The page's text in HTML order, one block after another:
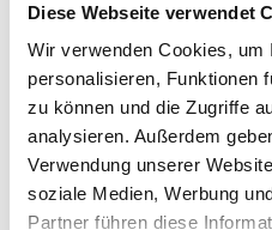
Diese Webseite verwendet
Wir verwenden Cookies, um
personalisieren, Funktionen
zu können und die Zugriffe
analysieren. Außerdem
Verwendung unserer
soziale Medien, Werbung
Partner führen diese
Sicherheitscode*